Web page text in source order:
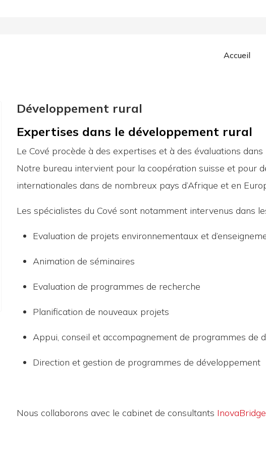
Accueil
Développement rural
Expertises dans le développement rural
Le Cové procède à des expertises et à des évaluations
Notre bureau intervient pour la coopération suisse et pour
internationales dans de nombreux pays d’Afrique et en
Les spécialistes du Cové sont notamment intervenus dans
Evaluation de projets environnementaux et
Animation de séminaires
Evaluation de programmes de recherche
Planification de nouveaux projets
Appui, conseil et accompagnement de programmes de
Direction et gestion de programmes de développement
Nous collaborons avec le cabinet de consultants InovaBridge